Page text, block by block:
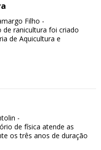
Filho -
de ranicultura foi criado
de Aquicultura e
-
de física atende as
os três anos de duração